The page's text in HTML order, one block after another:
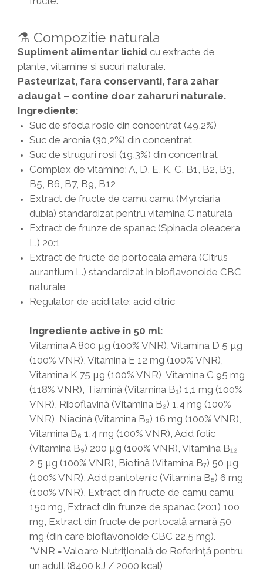
⚗️ Compozitie naturala
Supliment alimentar lichid cu extracte de
plante, vitamine si sucuri naturale.
Pasteurizat, fara conservanti, fara zahar
adaugat – contine doar zaharuri naturale.
Ingrediente:
Suc de sfecla rosie din concentrat (49,2%)
Suc de aronia (30,2%) din concentrat
Suc de struguri rosii (19,3%) din concentrat
Complex de vitamine: A, D, E, K, C, B1, B2, B3,
B5, B6, B7, B9, B12
Extract de fructe de camu camu (Myrciaria
dubia) standardizat pentru vitamina C naturala
Extract de frunze de spanac (Spinacia oleacera
L.) 20:1
Extract de fructe de portocala amara (Citrus
aurantium L.) standardizat in bioflavonoide CBC
naturale
Regulator de aciditate: acid citric
Ingrediente active în 50 ml:
Vitamina A 800 µg (100% VNR), Vitamina D 5 µg
(100% VNR), Vitamina E 12 mg (100% VNR),
Vitamina K 75 µg (100% VNR), Vitamina C 95 mg
(118% VNR), Tiamină (Vitamina B₁) 1,1 mg (100%
VNR), Riboflavină (Vitamina B₂) 1,4 mg (100%
VNR), Niacină (Vitamina B₃) 16 mg (100% VNR),
Vitamina B₆ 1,4 mg (100% VNR), Acid folic
(Vitamina B₉) 200 µg (100% VNR), Vitamina B₁₂
2,5 µg (100% VNR), Biotină (Vitamina B₇) 50 µg
(100% VNR), Acid pantotenic (Vitamina B₅) 6 mg
(100% VNR), Extract din fructe de camu camu
150 mg, Extract din frunze de spanac (20:1) 100
mg, Extract din fructe de portocală amară 50
mg (din care bioflavonoide CBC 22,5 mg).
*VNR = Valoare Nutrițională de Referință pentru
un adult (8400 kJ / 2000 kcal)